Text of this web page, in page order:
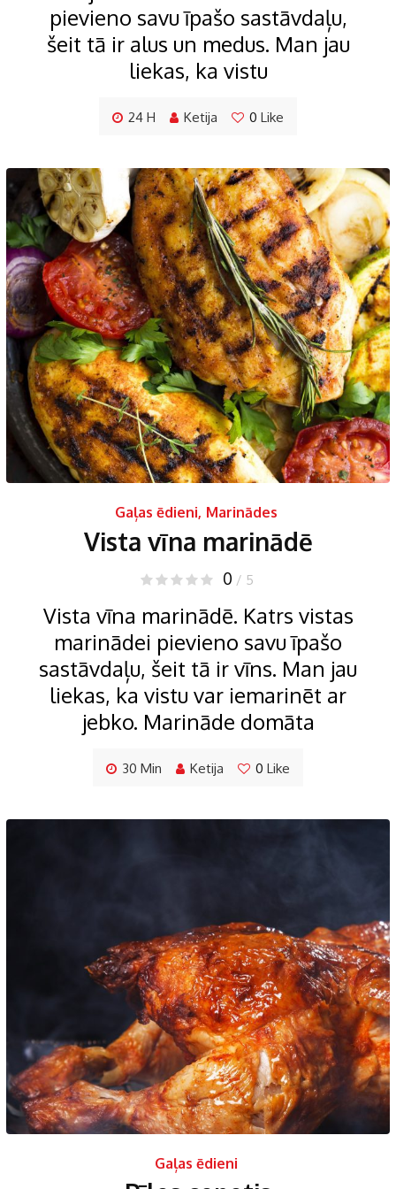
pievieno savu īpašo sastāvdaļu,
šeit tā ir alus un medus. Man jau
liekas, ka vistu
24 H Ketija 0 Like
Gaļas ēdieni, Marinādes
Vista vīna marinādē
0 / 5
Vista vīna marinādē. Katrs vistas
marinādei pievieno savu īpašo
sastāvdaļu, šeit tā ir vīns. Man jau
liekas, ka vistu var iemarinēt ar
jebko. Marināde domāta
30 Min Ketija 0 Like
Gaļas ēdieni